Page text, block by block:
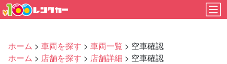
ホーム > 車両を探す > 車両一覧 > 空車確認
ホーム > 店舗を探す > 店舗詳細 > 空車確認